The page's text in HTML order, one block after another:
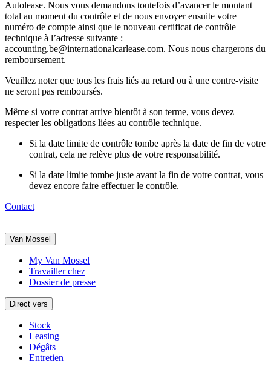
Autolease. Nous vous demandons toutefois d’avancer le montant
total au moment du contrôle et de nous envoyer ensuite votre
numéro de compte ainsi que le nouveau certificat de contrôle
technique à l’adresse suivante :
accounting.be@internationalcarlease.com. Nous nous chargerons du
remboursement.
Veuillez noter que tous les frais liés au retard ou à une contre-visite
ne seront pas remboursés.
Même si votre contrat arrive bientôt à son terme, vous devez
respecter les obligations liées au contrôle technique.
Si la date limite de contrôle tombe après la date de fin de votre
contrat, cela ne relève plus de votre responsabilité.
Si la date limite tombe juste avant la fin de votre contrat, vous
devez encore faire effectuer le contrôle.
Contact
Van Mossel
My Van Mossel
Travailler chez
Dossier de presse
Direct vers
Stock
Leasing
Dégâts
Entretien